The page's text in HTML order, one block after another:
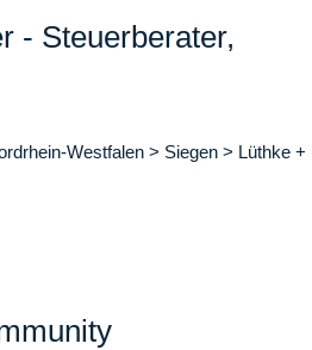
- Steuerberater,
Westfalen > Siegen > Lüthke +